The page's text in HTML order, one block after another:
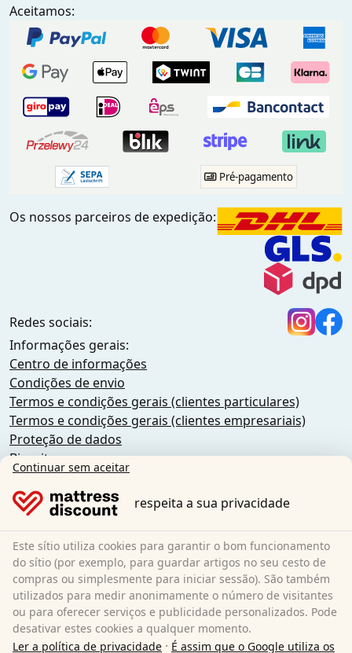
Aceitamos:
Pré-pagamento
Os nossos parceiros de expedição:
Redes sociais:
Informações gerais:
Centro de informações
Condições de envio
Termos e condições gerais (clientes particulares)
Termos e condições gerais (clientes empresariais)
Proteção de dados
Biscoitos
Política de cancelamento
Impressão
Rescindir o contrato
Sleezzz GmbH
Grebbener Str. 7
52525 Heinsberg
Alemanha
E-Mail:customer-service@matratzen.discount
Continuar sem aceitar
respeita a sua privacidade
Este sítio utiliza cookies para garantir o bom funcionamento
do sítio (por exemplo, para guardar artigos no seu cesto de
compras ou simplesmente para iniciar sessão). São também
utilizados para medir anonimamente o número de visitantes
ou para oferecer serviços e publicidade personalizados. Pode
desativar estes cookies a qualquer momento.
Ler a política de privacidade · É assim que o Google utiliza os